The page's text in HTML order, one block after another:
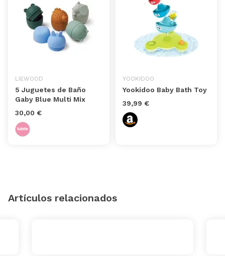
LIEWOOD
5 Juguetes de Baño
Gaby Blue Multi Mix
30,00 €
YOOKIDOO
Yookidoo Baby Bath Toy
39,99 €
Artículos relacionados